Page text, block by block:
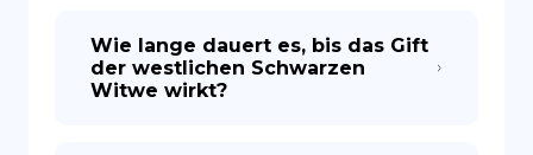
Wie lange dauert es, bis das Gift
der westlichen Schwarzen
Witwe wirkt?